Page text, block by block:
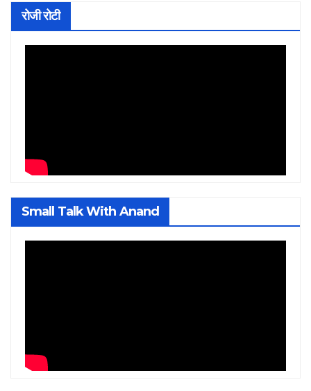
रोजी रोटी
Small Talk With Anand